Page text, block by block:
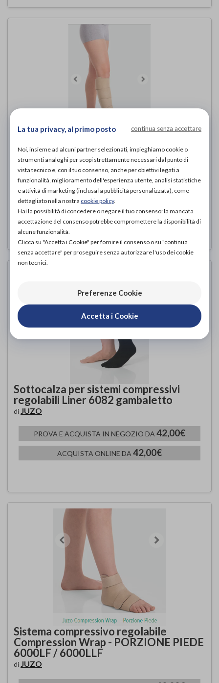
Sistema compressivo regolabile
Compression Wrap - PORZIONE
POLPACCIO 6000LC / 6000LLC /
6000LCM / 6000LLCM
diJUZO
PROVA E ACQUISTA IN NEGOZIO DA120,00€
ACQUISTA ONLINE DA
Sottocalza per sistemi compressivi
regolabili Liner 6082 gambaletto
di JUZO
PROVA E ACQUISTA IN NEGOZIO DA 42,00€
ACQUISTA ONLINE DA 42,00€
Sistema compressivo regolabile
Compression Wrap - PORZIONE PIEDE
6000LF / 6000LLF
di JUZO
La tua privacy, al primo posto continua senza accettare
Noi, insieme ad alcuni partner selezionati, impieghiamo cookie o
strumenti analoghi per scopi strettamente necessari dal punto di
vista tecnico e, con il tuo consenso, anche per obiettivi legati a
funzionalità, miglioramento dell'esperienza utente, analisi statistiche
e attività di marketing (inclusa la pubblicità personalizzata), come
dettagliato nella nostra cookie policy.
Hai la possibilità di concedere o negare il tuo consenso: la mancata
accettazione del consenso potrebbe compromettere la disponibilità di
alcune funzionalità.
Clicca su "Accetta i Cookie" per fornire il consenso o su "continua
senza accettare" per proseguire senza autorizzare l'uso dei cookie
non tecnici.
Preferenze Cookie
Accetta i Cookie